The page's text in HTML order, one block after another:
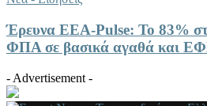
Έρευνα ΕΕΑ-Pulse: Το 83%
ΦΠΑ σε βασικά αγαθά και
- Advertisement -